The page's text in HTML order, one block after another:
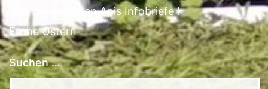
Hier die neuesten Apis Infobriefe !
Frohe Ostern
Suchen …